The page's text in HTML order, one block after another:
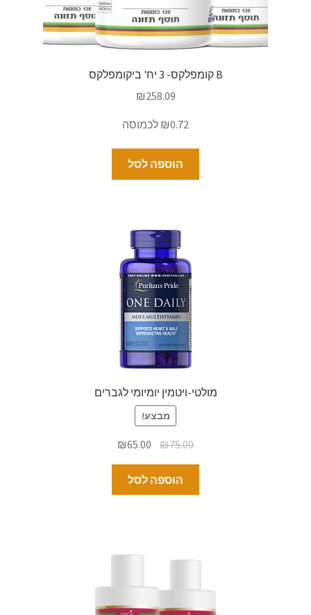
B קומפלקס- 3 יח' ביקומפלקס
₪258.09
‫₪0.72 לכמוסה
הוספה לסל
מולטי-ויטמין יומיומי לגברים
מבצע!
₪75.00
₪65.00
הוספה לסל